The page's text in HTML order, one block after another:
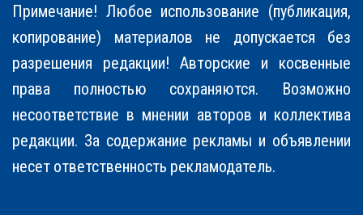
Примечание! Любое использование (публикация,
копирование) материалов не допускается без
разрешения редакции! Авторские и косвенные
права полностью соxраняются. Возможно
несоответствие в мнении авторов и коллектива
редакции. За содержание рекламы и объявлении
несет ответственность рекламодатель.